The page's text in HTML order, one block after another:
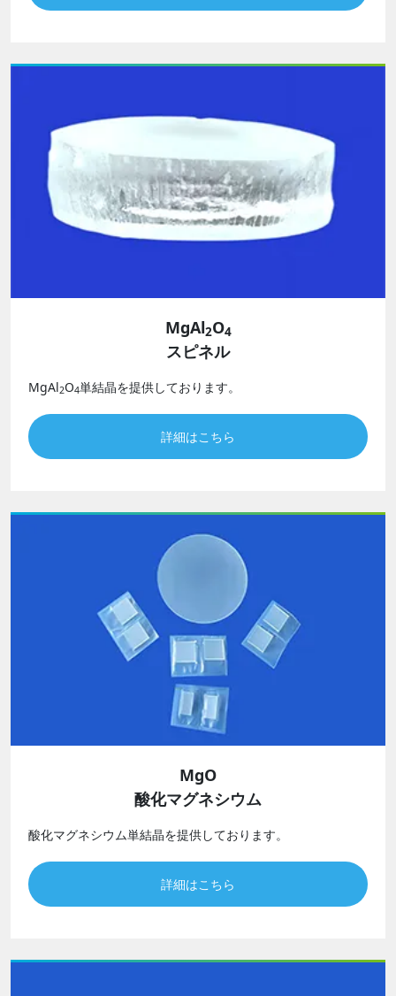
MgAl2O4
スピネル
MgAl2O4単結晶を提供しております。
詳細はこちら
MgO
酸化マグネシウム
酸化マグネシウム単結晶を提供しております。
詳細はこちら